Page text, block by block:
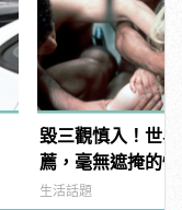
毀三觀慎入！世
薦，毫無遮掩的
噁心到極致！
生活話題